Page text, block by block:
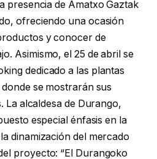
presencia de Amatxo Gaztak
ofreciendo una ocasión
y conocer de
Asimismo, el 25 de abril se
dedicado a las plantas
se mostrarán sus
La alcaldesa de Durango,
especial énfasis en la
dinamización del mercado
proyecto: “El Durangoko